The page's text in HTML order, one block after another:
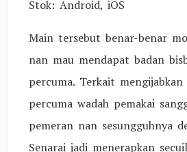
Stok: Android, iOS
Main tersebut benar-benar
nan mau mendapat badan
percuma. Terkait
percuma wadah pemakai
pemeran nan sesungguhnya
Senarai jadi menerapkan